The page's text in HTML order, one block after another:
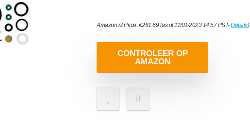
Amazon.nl Price:€261.69(as of 11/01/2023 14:57 PST-Details)
CONTROLEER OP
AMAZON